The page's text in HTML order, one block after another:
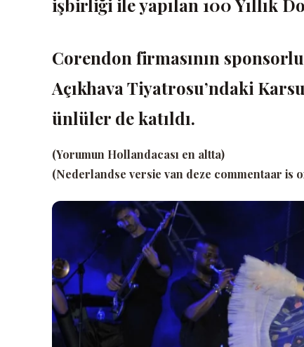
işbirliği ile yapılan 100 Yıllık
Corendon firmasının
Açıkhava Tiyatrosu’ndaki
ünlüler de katıldı.
(Yorumun Hollandacası en altta)
(Nederlandse versie van deze commentaar is